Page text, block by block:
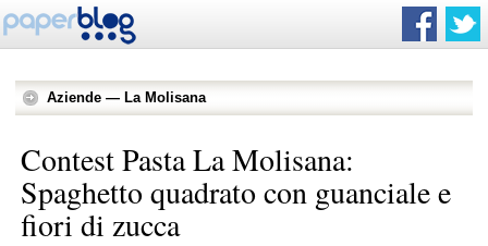
Aziende — La Molisana
Contest Pasta La Molisana:
Spaghetto quadrato con guanciale e
fiori di zucca